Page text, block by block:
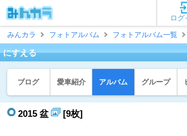
ログ
みんカラ
フォトアルバム フォトアルバム一覧
にすえる
ブログ 愛車紹介 アルバム グループ
2015 盆 [9枚]